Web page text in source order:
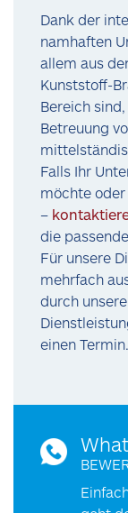
Dank der
namhaften
allem aus
Kunststoff-
Bereich
Betreuung
Falls Ihr
möchte
–
die
Für unsere
mehrfach
durch unsere
einen